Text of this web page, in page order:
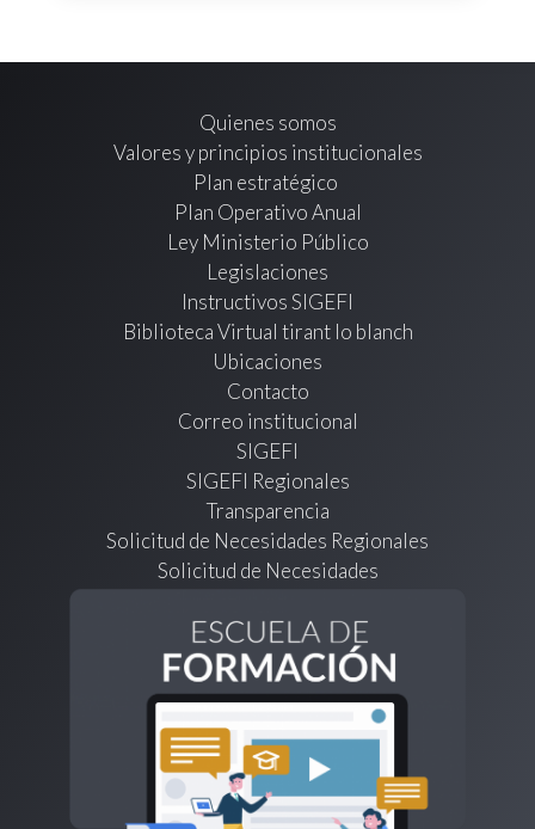
Quienes somos
Valores y principios institucionales
Plan estratégico
Plan Operativo Anual
Ley Ministerio Público
Legislaciones
Instructivos SIGEFI
Biblioteca Virtual tirant lo blanch
Ubicaciones
Contacto
Correo institucional
SIGEFI
SIGEFI Regionales
Transparencia
Solicitud de Necesidades Regionales
Solicitud de Necesidades